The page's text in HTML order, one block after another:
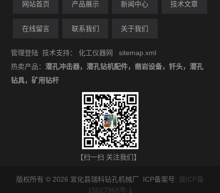
网站首页 产品展示 新闻中心 技术文章
在线留言 联系我们 关于我们
管理登陆 技术支持：化工仪器网
sitemap.xml
热卖产品：潜孔冲击器，潜孔钻机配件，凿岩设备，钎头，潜孔
钻具，矿用钻杆
【扫一扫 关注我们】
版权所有 © 2026 宣化县瑞科钻孔机械厂 ICP备案号: 冀ICP备
15027968号-1